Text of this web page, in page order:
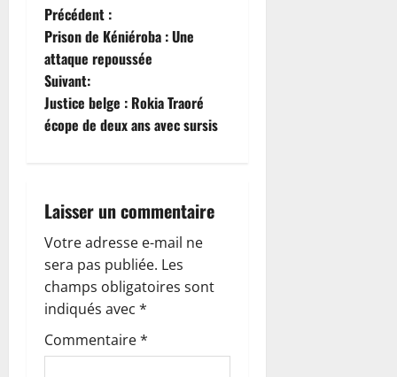
N
a
v
i
a
t
i
o
n
Précédent :
Prison de Kéniéroba : Une
attaque repoussée
Suivant:
Justice belge : Rokia Traoré
écope de deux ans avec sursis
Laisser un commentaire
Votre adresse e-mail ne
sera pas publiée. Les
champs obligatoires sont
indiqués avec *
Commentaire*